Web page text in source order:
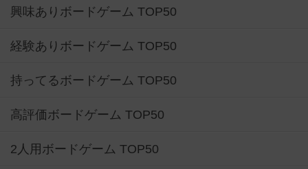
興味ありボードゲーム TOP50
経験ありボードゲーム TOP50
持ってるボードゲーム TOP50
高評価ボードゲーム TOP50
2人用ボードゲーム TOP50